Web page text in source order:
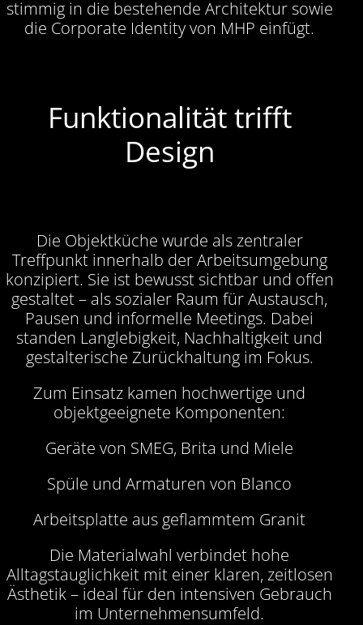
stimmig in die bestehende Architektur sowie
die Corporate Identity von MHP einfügt.
Funktionalität trifft
Design
Die Objektküche wurde als zentraler
Treffpunkt innerhalb der Arbeitsumgebung
konzipiert. Sie ist bewusst sichtbar und offen
gestaltet – als sozialer Raum für Austausch,
Pausen und informelle Meetings. Dabei
standen Langlebigkeit, Nachhaltigkeit und
gestalterische Zurückhaltung im Fokus.
Zum Einsatz kamen hochwertige und
objektgeeignete Komponenten:
Geräte von SMEG, Brita und Miele
Spüle und Armaturen von Blanco
Arbeitsplatte aus geflammtem Granit
Die Materialwahl verbindet hohe
Alltagstauglichkeit mit einer klaren, zeitlosen
Ästhetik – ideal für den intensiven Gebrauch
im Unternehmensumfeld.